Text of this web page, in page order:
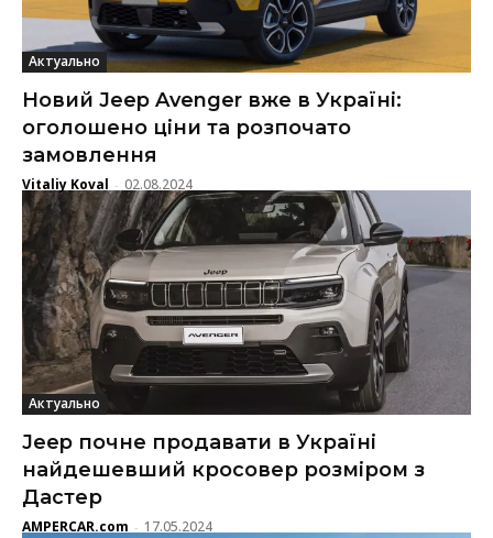
Актуально
Новий Jeep Avenger вже в Україні:
оголошено ціни та розпочато
замовлення
Vitaliy Koval - 02.08.2024
Актуально
Jeep почне продавати в Україні
найдешевший кросовер розміром з
Дастер
AMPERCAR.com - 17.05.2024